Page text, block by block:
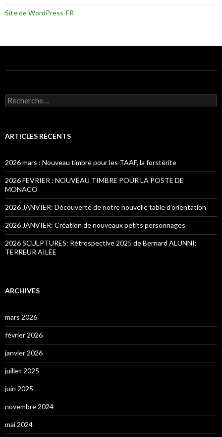
Site de WordPress-FR
Recherche pour :
ARTICLES RÉCENTS
2026 mars : Nouveau timbre pour les TAAF, la forstérite
2026 FEVRIER : NOUVEAU TIMBRE POUR LA POSTE DE
MONACO
2026 JANVIER: Découverte de notre nouvelle table d’orientation
2026 JANVIER: Création de nouveaux petits personnages
2026 SCULPTURES: Rétrospective 2025 de Bernard ALUNNI:
TERREUR AILÉE
ARCHIVES
mars 2026
février 2026
janvier 2026
juillet 2025
juin 2025
novembre 2024
mai 2024